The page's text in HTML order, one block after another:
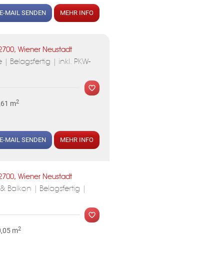
MER
MER
MAIL SENDEN MEHR INFO
Wiener Neustadt
Belagsfertig | inkl. PKW-
m2
MAIL SENDEN MEHR INFO
Wiener Neustadt
Balkon | Belagsfertig |
m2